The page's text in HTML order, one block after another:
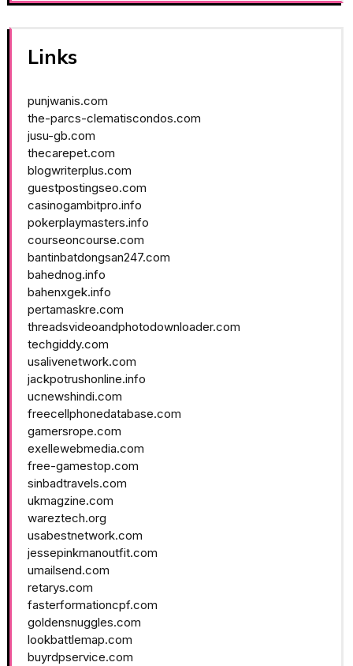
Links
punjwanis.com
the-parcs-clematiscondos.com
jusu-gb.com
thecarepet.com
blogwriterplus.com
guestpostingseo.com
casinogambitpro.info
pokerplaymasters.info
courseoncourse.com
bantinbatdongsan247.com
bahednog.info
bahenxgek.info
pertamaskre.com
threadsvideoandphotodownloader.com
techgiddy.com
usalivenetwork.com
jackpotrushonline.info
ucnewshindi.com
freecellphonedatabase.com
gamersrope.com
exellewebmedia.com
free-gamestop.com
sinbadtravels.com
ukmagzine.com
wareztech.org
usabestnetwork.com
jessepinkmanoutfit.com
umailsend.com
retarys.com
fasterformationcpf.com
goldensnuggles.com
lookbattlemap.com
buyrdpservice.com